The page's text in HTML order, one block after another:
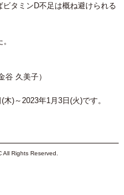
タミンD不足は概ね避けられる
谷 久美子）
)～2023年1月3日(火)です。
Rights Reserved.